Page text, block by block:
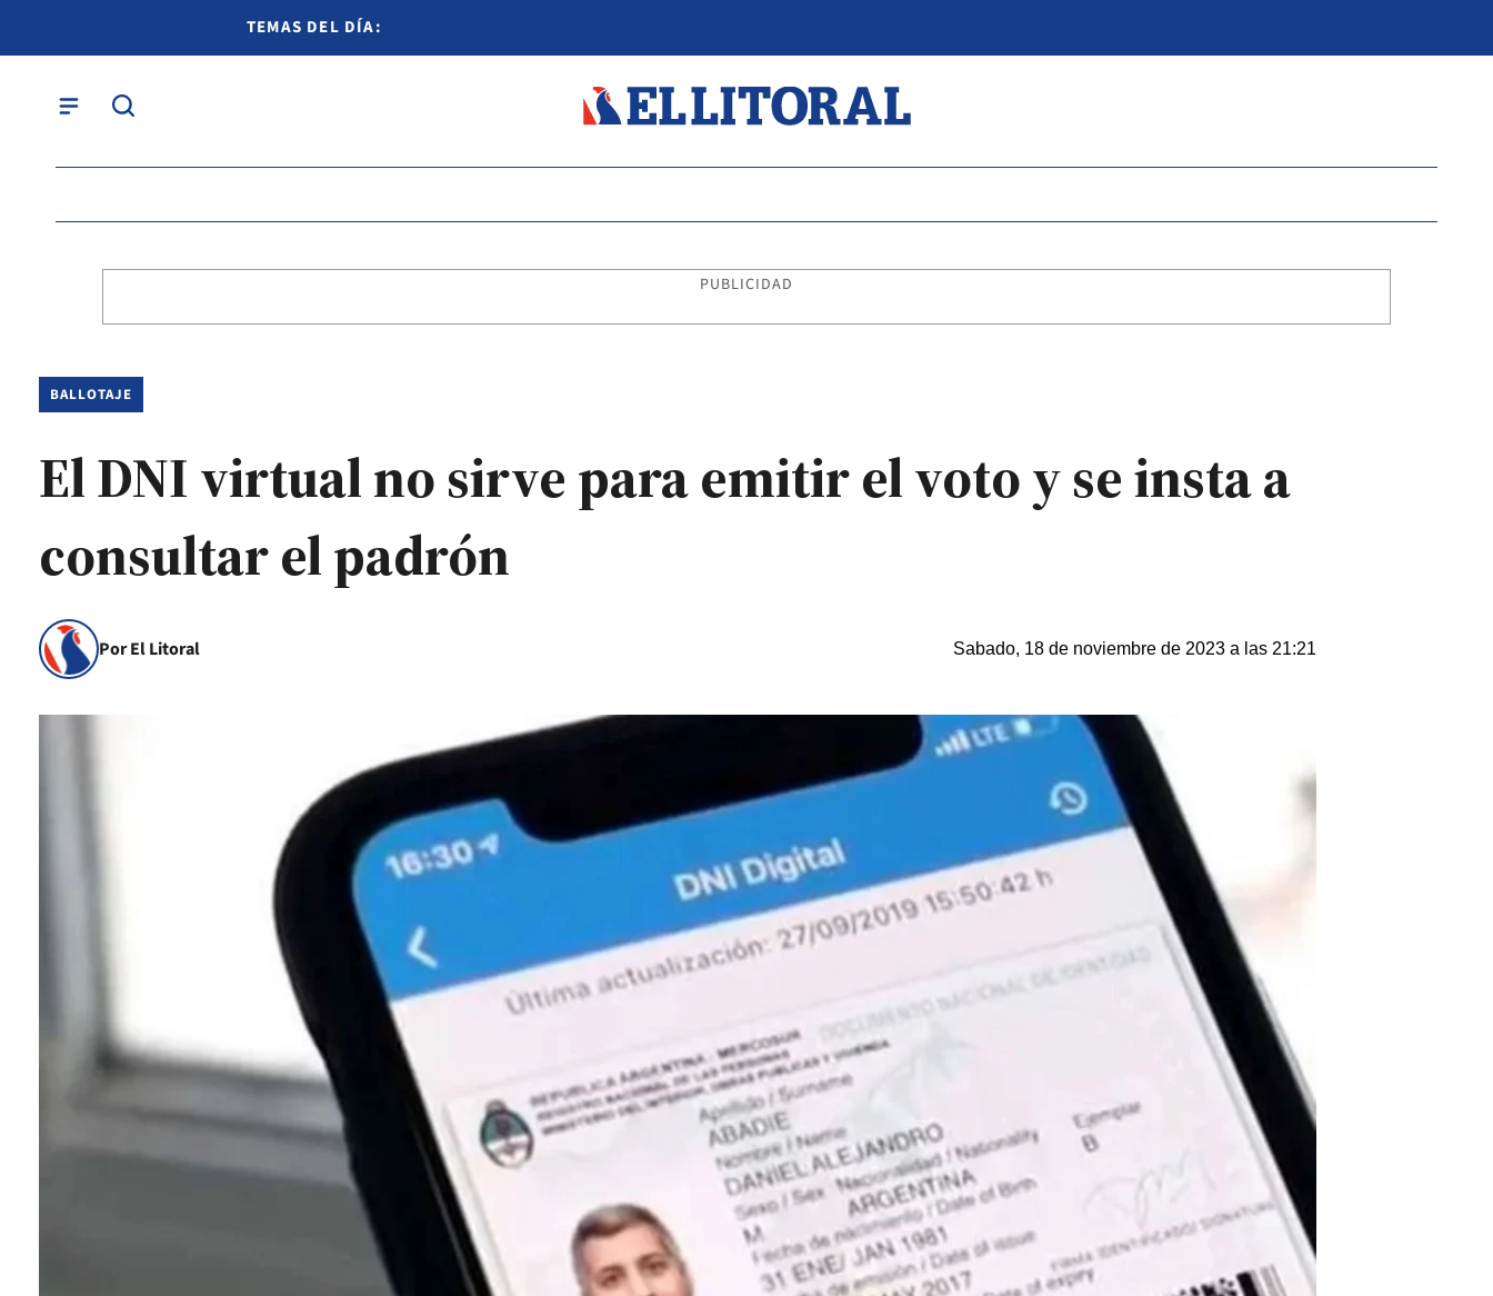
TEMAS DEL DÍA:
PUBLICIDAD
BALLOTAJE
El DNI virtual no sirve para emitir el voto y se insta a
consultar el padrón
Por El Litoral Sabado, 18 de noviembre de 2023 a las 21:21